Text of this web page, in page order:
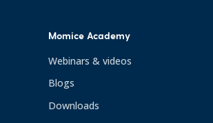
Momice Academy
Webinars & videos
Blogs
Downloads